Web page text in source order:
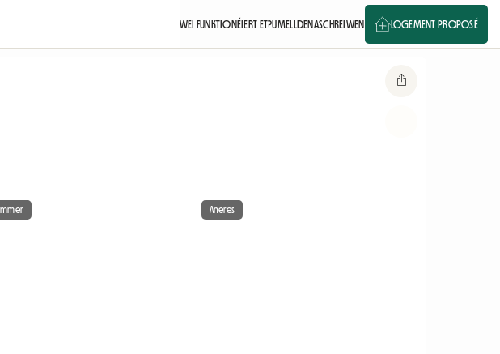
WEI FUNKTIONÉIERT ET?UMELLDENASCHREIWEN LOGEMENT PROPOSÉ
Aneres